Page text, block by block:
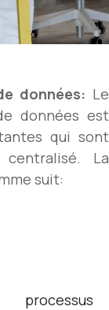
données: Le
données est
qui sont
La
suit: